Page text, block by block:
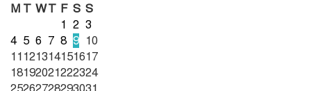
M T WT F S S
1 2 3
4 5 6 7 8 9 10
11121314151617
18192021222324